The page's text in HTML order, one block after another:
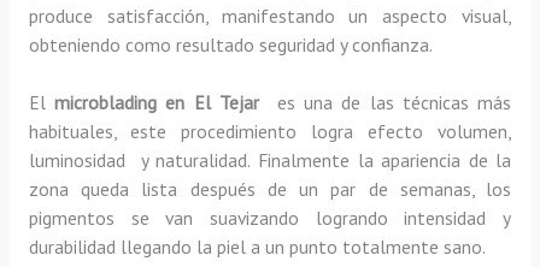
produce satisfacción, manifestando un aspecto visual,
obteniendo como resultado seguridad y confianza.
Elmicroblading en El Tejar es una de las técnicas más
habituales, este procedimiento logra efecto volumen,
luminosidad y naturalidad. Finalmente la apariencia de la
zona queda lista después de un par de semanas, los
pigmentos se van suavizando logrando intensidad y
durabilidad llegando la piel a un punto totalmente sano.